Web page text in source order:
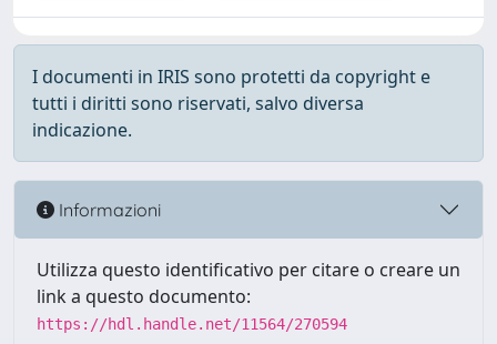
I documenti in IRIS sono protetti da copyright e
tutti i diritti sono riservati, salvo diversa
indicazione.
Informazioni
Utilizza questo identificativo per citare o creare un
link a questo documento:
https://hdl.handle.net/11564/270594